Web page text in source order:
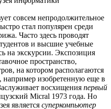
совсем непродолжительное
стал популярен среди
Часто здесь проводят
и высшие учебные
на экскурсии. Экспозиция
пространство,
на котором располагаются
например изобретенную еще в
восхищения первый
Micral 1973 года. Но
является суперкомпьютер